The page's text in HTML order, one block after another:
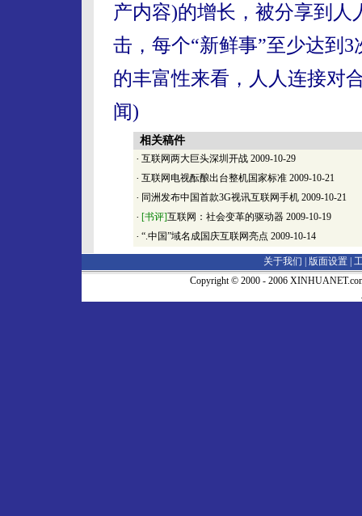
产内容)的增长，被分享到人
击，每个“新鲜事”至少达到
的丰富性来看，人人连接对
闻)
相关稿件
· 互联网两大巨头深圳开战 2009-10-29
· 互联网电视酝酿出台整机国家标准 2009-10-21
· 同洲发布中国首款3G视讯互联网手机 2009-10-21
· [书评]互联网：社会变革的驱动器 2009-10-19
· “.中国”域名成国庆互联网亮点 2009-10-14
关于我们 | 版面设置
Copyright © 2000 - 2006